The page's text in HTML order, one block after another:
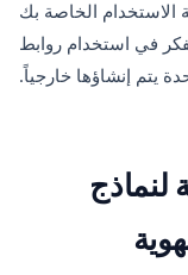
الاستخدام الخاصة بك
في استخدام روابط
يتم إنشاؤها خارجياً.